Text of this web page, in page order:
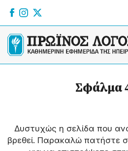
Σφάλμα
Δυστυχώς η σελίδα που
βρεθεί. Παρακαλώ πατήστε